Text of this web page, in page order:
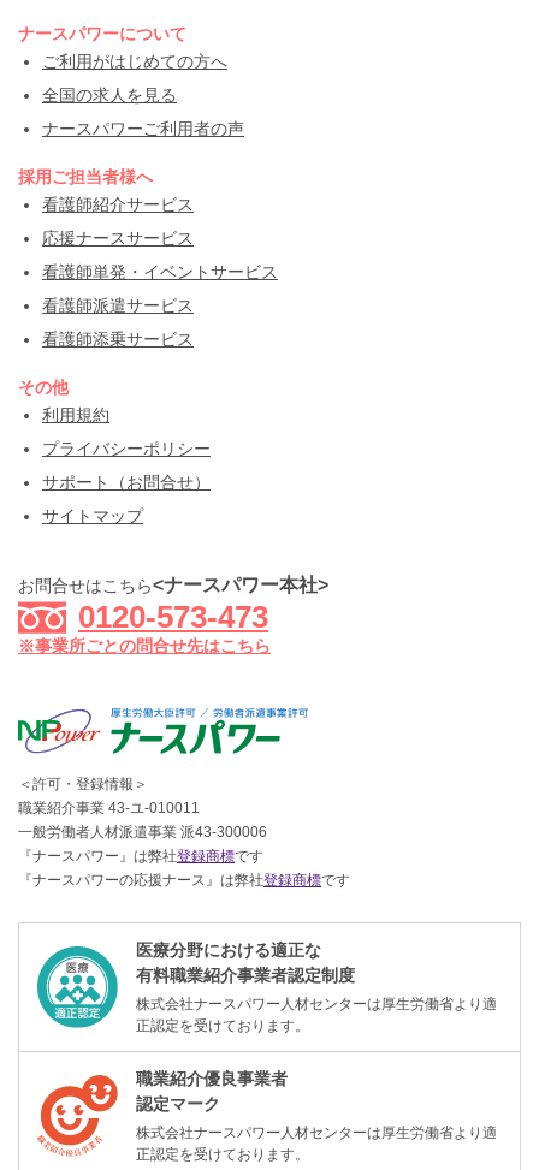
ナースパワーについて
ご利用がはじめての方へ
全国の求人を見る
ナースパワーご利用者の声
採用ご担当者様へ
看護師紹介サービス
応援ナースサービス
看護師単発・イベントサービス
看護師派遣サービス
看護師添乗サービス
その他
利用規約
プライバシーポリシー
サポート（お問合せ）
サイトマップ
お問合せはこちら<ナースパワー本社>
0120-573-473
※事業所ごとの問合せ先はこちら
＜許可・登録情報＞
職業紹介事業 43-ユ-010011
一般労働者人材派遣事業 派43-300006
『ナースパワー』は弊社登録商標です
『ナースパワーの応援ナース』は弊社登録商標です
医療分野における適正な
有料職業紹介事業者認定制度
株式会社ナースパワー人材センターは厚生労働省より適
正認定を受けております。
職業紹介優良事業者
認定マーク
株式会社ナースパワー人材センターは厚生労働省より適
正認定を受けております。